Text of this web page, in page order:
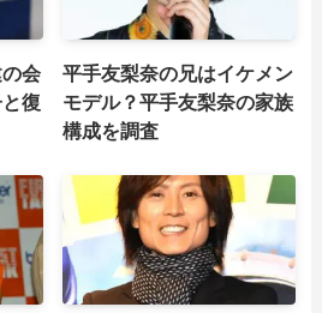
会
復
平手友梨奈の兄はイケメン
モデル？平手友梨奈の家族
構成を調査